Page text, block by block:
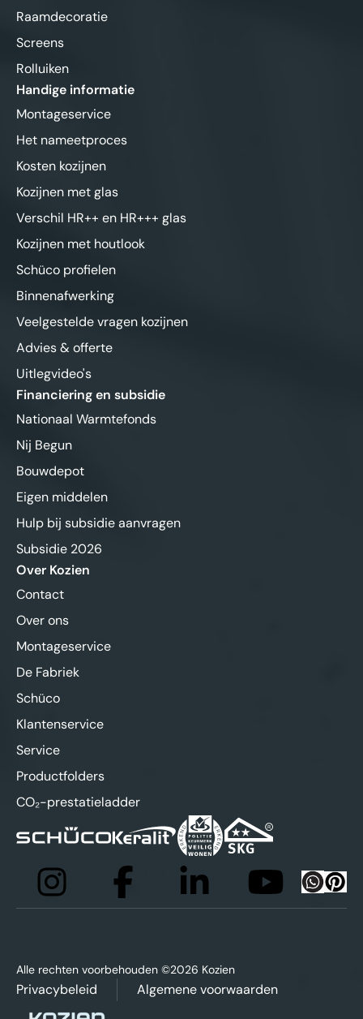
Raamdecoratie
Screens
Rolluiken
Handige informatie
Montageservice
Het nameetproces
Kosten kozijnen
Kozijnen met glas
Verschil HR++ en HR+++ glas
Kozijnen met houtlook
Schüco profielen
Binnenafwerking
Veelgestelde vragen kozijnen
Advies & offerte
Uitlegvideo's
Financiering en subsidie
Nationaal Warmtefonds
Nij Begun
Bouwdepot
Eigen middelen
Hulp bij subsidie aanvragen
Subsidie 2026
Over Kozien
Contact
Over ons
Montageservice
De Fabriek
Schüco
Klantenservice
Service
Productfolders
CO₂-prestatieladder
Alle rechten voorbehouden ©2026 Kozien
Privacybeleid Algemene voorwaarden